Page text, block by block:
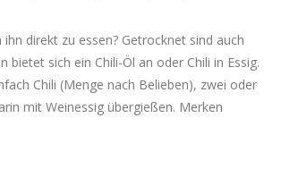
ihn direkt zu essen? Getrocknet sind auch
bietet sich ein Chili-Öl an oder Chili in Essig.
Chili (Menge nach Belieben), zwei oder
mit Weinessig übergießen. Merken